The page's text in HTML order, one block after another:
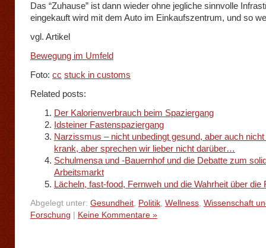
Das “Zuhause” ist dann wieder ohne jegliche sinnvolle
eingekauft wird mit dem Auto im Einkaufszentrum, und so
vgl. Artikel
Bewegung im Umfeld
Foto: cc stuck in customs
Related posts:
Der Kalorienverbrauch beim Spaziergang
Idsteiner Fastenspaziergang
Narzissmus – nicht unbedingt gesund, aber auch
krank, aber sprechen wir lieber nicht darüber…
Schulmensa und -Bauernhof und die Debatte zum
Arbeitsmarkt
Lächeln, fast-food, Fernweh und die Wahrheit über die
Abgelegt unter: Gesundheit, Politik, Wellness, Wissenschaft
Forschung
Keine Kommentare »